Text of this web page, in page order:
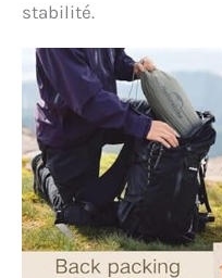
stabilité.